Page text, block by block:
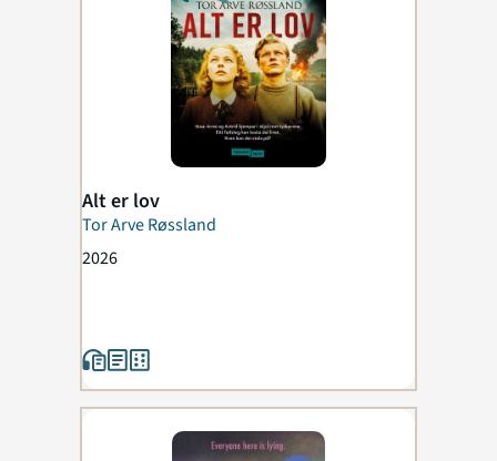
Alt er lov
Tor Arve Røssland
2026